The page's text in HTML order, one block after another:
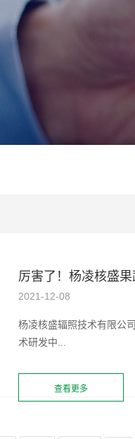
厉害了！杨凌核盛
2021-12-08
杨凌核盛辐照技术有限公
术研发中...